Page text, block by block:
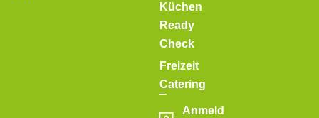
Küchen
Ready
Check
Freizeit
Catering
Anmeld